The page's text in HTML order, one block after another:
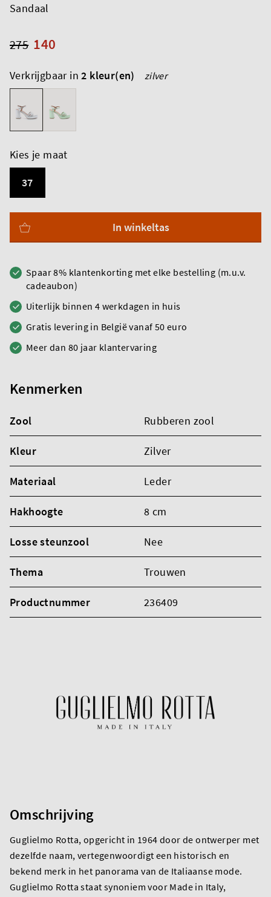
Sandaal
140
275
Verkrijgbaar in2 kleur(en) zilver
Kies je maat
37
In winkeltas
Spaar 8% klantenkorting met elke bestelling (m.u.v.
cadeaubon)
Uiterlijk binnen 4 werkdagen in huis
Gratis levering in België vanaf 50 euro
Meer dan 80 jaar klantervaring
Kenmerken
Zool Rubberen zool
Kleur Zilver
Materiaal Leder
Hakhoogte 8 cm
Losse steunzool Nee
Thema Trouwen
Productnummer 236409
Omschrijving
Guglielmo Rotta, opgericht in 1964 door de ontwerper met
dezelfde naam, vertegenwoordigt een historisch en
bekend merk in het panorama van de Italiaanse mode.
Guglielmo Rotta staat synoniem voor Made in Italy,